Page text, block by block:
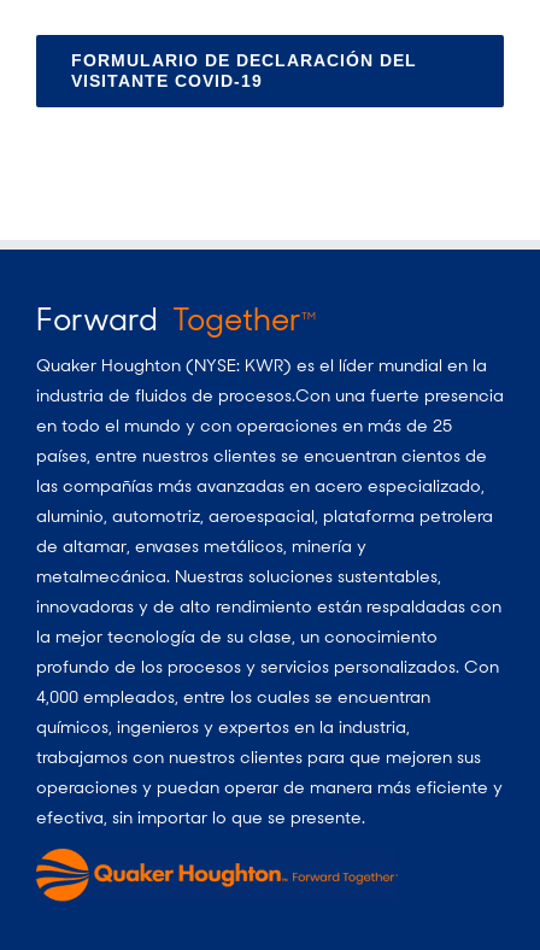
FORMULARIO DE DECLARACIÓN DEL
VISITANTE COVID-19
Forward TogetherTM
Quaker Houghton (NYSE: KWR) es el líder mundial en la
industria de fluidos de procesos.Con una fuerte presencia
en todo el mundo y con operaciones en más de 25
países, entre nuestros clientes se encuentran cientos de
las compañías más avanzadas en acero especializado,
aluminio, automotriz, aeroespacial, plataforma petrolera
de altamar, envases metálicos, minería y
metalmecánica. Nuestras soluciones sustentables,
innovadoras y de alto rendimiento están respaldadas con
la mejor tecnología de su clase, un conocimiento
profundo de los procesos y servicios personalizados. Con
4,000 empleados, entre los cuales se encuentran
químicos, ingenieros y expertos en la industria,
trabajamos con nuestros clientes para que mejoren sus
operaciones y puedan operar de manera más eficiente y
efectiva, sin importar lo que se presente.